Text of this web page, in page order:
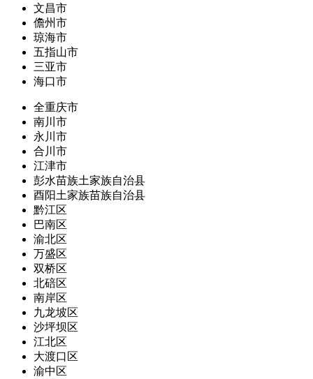
文昌市
儋州市
琼海市
五指山市
三亚市
海口市
全重庆市
南川市
永川市
合川市
江津市
彭水苗族土家族自治县
酉阳土家族苗族自治县
黔江区
巴南区
渝北区
万盛区
双桥区
北碚区
南岸区
九龙坡区
沙坪坝区
江北区
大渡口区
渝中区